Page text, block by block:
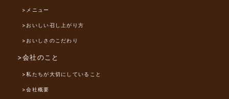
>メニュー
>おいしい召し上がり方
>おいしさのこだわり
>会社のこと
>私たちが大切にしていること
>会社概要